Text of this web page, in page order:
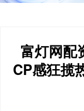
富灯网配
CP感狂揽